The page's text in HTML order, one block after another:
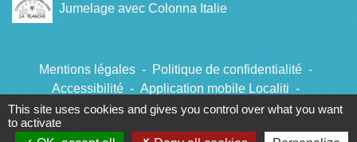
Jumelage avec Colonna Italie
Mentions légales - Politique de confidentialité -
Accessibilité - Application mobile Localiti -
Plan du site - Gestion des cookies
This site uses cookies and gives you control over what you want
to activate